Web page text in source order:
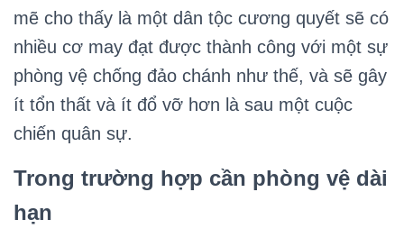
mẽ cho thấy là một dân tộc cương quyết sẽ có
nhiều cơ may đạt được thành công với một sự
phòng vệ chống đảo chánh như thế, và sẽ gây
ít tổn thất và ít đổ vỡ hơn là sau một cuộc
chiến quân sự.
Trong trường hợp cần phòng vệ dài
hạn